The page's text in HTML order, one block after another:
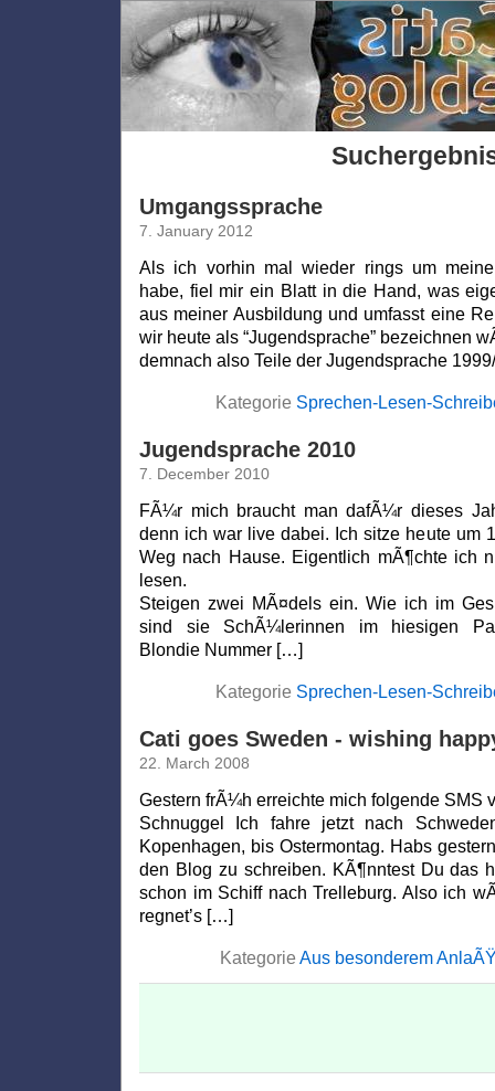
Umgangssprache
7. January 2012
Als ich vorhin mal wieder rings um
habe, fiel mir ein Blatt in die Hand, was
aus meiner Ausbildung und umfasst eine
wir heute als “Jugendsprache” bezeichnen
demnach also Teile der Jugendsprache
Kategorie Sprechen-Lesen-
Jugendsprache 2010
7. December 2010
FÃ¼r mich braucht man dafÃ¼r dieses
denn ich war live dabei. Ich sitze heute um
Weg nach Hause. Eigentlich mÃ¶chte ich
lesen.
Steigen zwei MÃ¤dels ein. Wie ich im
sind sie SchÃ¼lerinnen im hiesigen
Blondie Nummer […]
Kategorie Sprechen-Lesen-
Cati goes Sweden - wishing
22. March 2008
Gestern frÃ¼h erreichte mich folgende SMS
Schnuggel Ich fahre jetzt nach
Kopenhagen, bis Ostermontag. Habs
den Blog zu schreiben. KÃ¶nntest Du das
schon im Schiff nach Trelleburg. Also ich
regnet’s […]
Kategorie Aus besonderem